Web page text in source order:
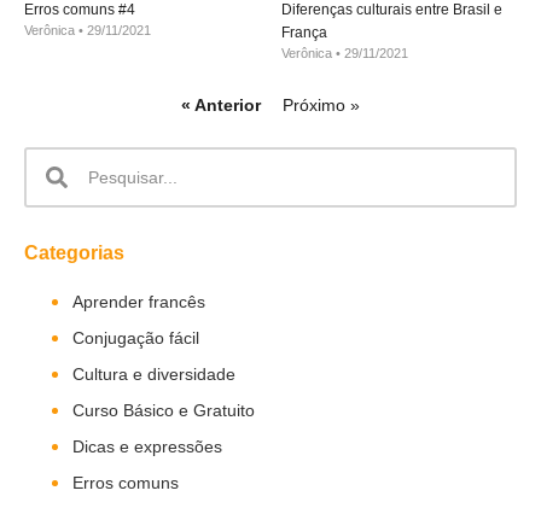
Erros comuns #4
Verônica 29/11/2021
Diferenças culturais entre Brasil e
França
Verônica 29/11/2021
« Anterior Próximo »
Categorias
Aprender francês
Conjugação fácil
Cultura e diversidade
Curso Básico e Gratuito
Dicas e expressões
Erros comuns